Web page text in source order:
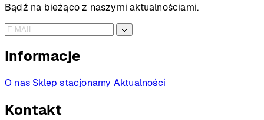
Bądź na bieżąco z naszymi aktualnościami.
Informacje
O nas Sklep stacjonarny Aktualności
Kontakt